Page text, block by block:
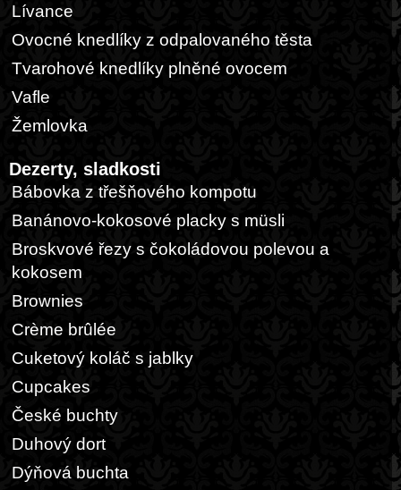
Lívance
Ovocné knedlíky z odpalovaného těsta
Tvarohové knedlíky plněné ovocem
Vafle
Žemlovka
Dezerty, sladkosti
Bábovka z třešňového kompotu
Banánovo-kokosové placky s müsli
Broskvové řezy s čokoládovou polevou a
kokosem
Brownies
Crème brûlée
Cuketový koláč s jablky
Cupcakes
České buchty
Duhový dort
Dýňová buchta